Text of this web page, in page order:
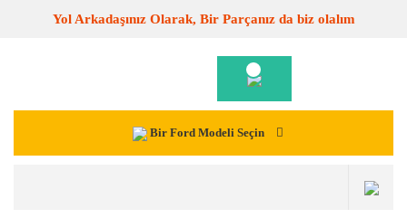
Yol Arkadaşınız Olarak, Bir Parçanız da biz olalım
Bir Ford Modeli Seçin